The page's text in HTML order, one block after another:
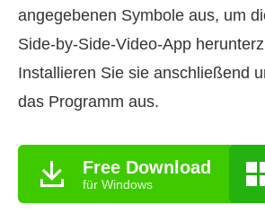
angegebenen Symbole aus, um
Side‑by‑Side‑Video‑App
Installieren Sie sie anschließend
das Programm aus.
Free Download
für Windows